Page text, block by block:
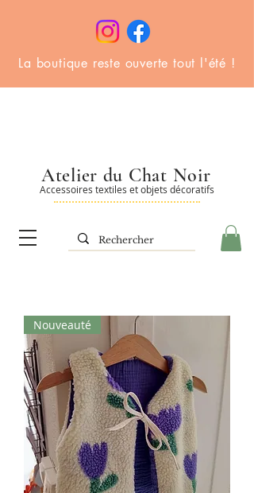
La boutique reste ouverte tout l'été !
Accessoires textiles et objets décoratifs
Atelier du Chat Noir
Nouveauté